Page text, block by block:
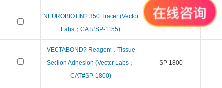
NEUROBIOTIN? 350 Tracer (Vector
Labs；CAT#SP-1155)
VECTABOND? Reagent，Tissue
Section Adhesion (Vector Labs；
CAT#SP-1800)
SP-1800